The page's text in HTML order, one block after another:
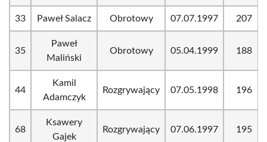
33 Paweł Salacz Obrotowy 07.07.1997 207
35
Paweł
Maliński
Obrotowy 05.04.1999 188
44
Kamil
Adamczyk
Rozgrywający 07.05.1998 196
68
Ksawery
Gajek
Rozgrywający 07.06.1997 195